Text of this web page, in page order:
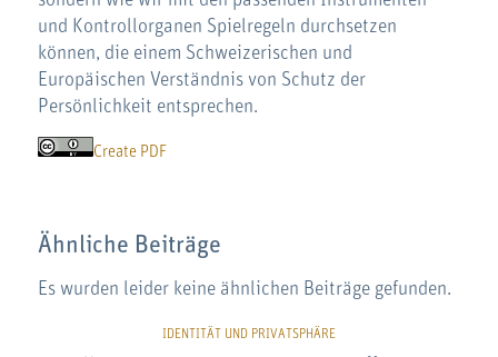
und Kontrollorganen Spielregeln durchsetzen
können, die einem Schweizerischen und
Europäischen Verständnis von Schutz der
Persönlichkeit entsprechen.
Create PDF
Ähnliche Beiträge
Es wurden leider keine ähnlichen Beiträge gefunden.